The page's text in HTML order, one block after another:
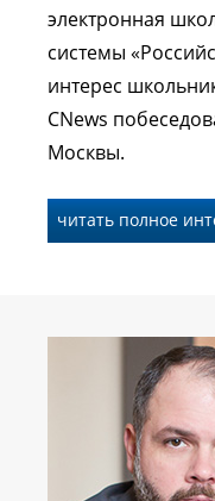
электронная
системы
интерес
CNews
Москвы.
читать полное